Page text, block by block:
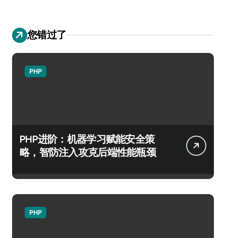
您错过了
PHP
PHP进阶：机器学习赋能安全策
略，智防注入攻克后端性能瓶颈
PHP